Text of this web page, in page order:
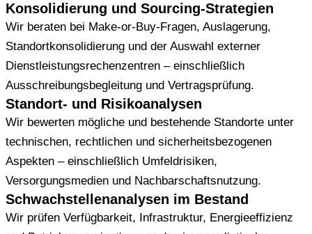
Konsolidierung und Sourcing-Strategien
Wir beraten bei Make-or-Buy-Fragen, Auslagerung,
Standortkonsolidierung und der Auswahl externer
Dienstleistungsrechenzentren – einschließlich
Ausschreibungsbegleitung und Vertragsprüfung.
Standort- und Risikoanalysen
Wir bewerten mögliche und bestehende Standorte unter
technischen, rechtlichen und sicherheitsbezogenen
Aspekten – einschließlich Umfeldrisiken,
Versorgungsmedien und Nachbarschaftsnutzung.
Schwachstellenanalysen im Bestand
Wir prüfen Verfügbarkeit, Infrastruktur, Energieeffizienz